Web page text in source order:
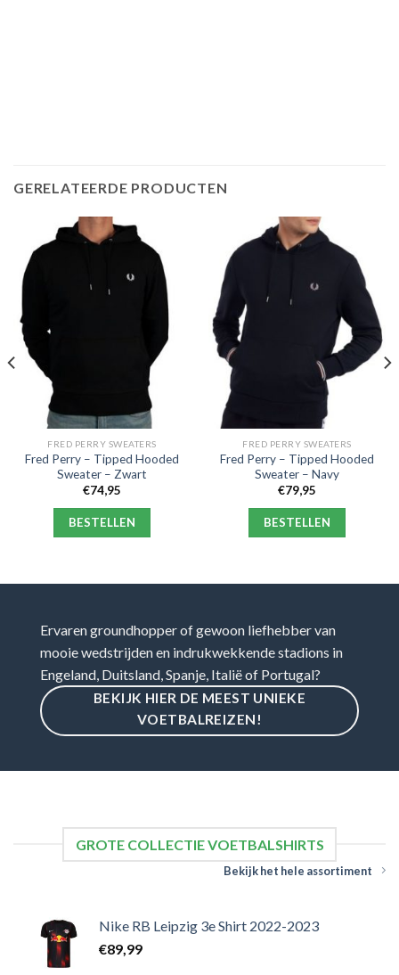
GERELATEERDE PRODUCTEN
FRED PERRY SWEATERS
Fred Perry – Tipped Hooded
Sweater – Zwart
€74,95
BESTELLEN
FRED PERRY SWEATERS
Fred Perry – Tipped Hooded
Sweater – Navy
€79,95
BESTELLEN
Ervaren groundhopper of gewoon liefhebber van
mooie wedstrijden en indrukwekkende stadions in
Engeland, Duitsland, Spanje, Italië of Portugal?
BEKIJK HIER DE MEEST UNIEKE
VOETBALREIZEN!
GROTE COLLECTIE VOETBALSHIRTS
Bekijk het hele assortiment
Nike RB Leipzig 3e Shirt 2022-2023
€89,99